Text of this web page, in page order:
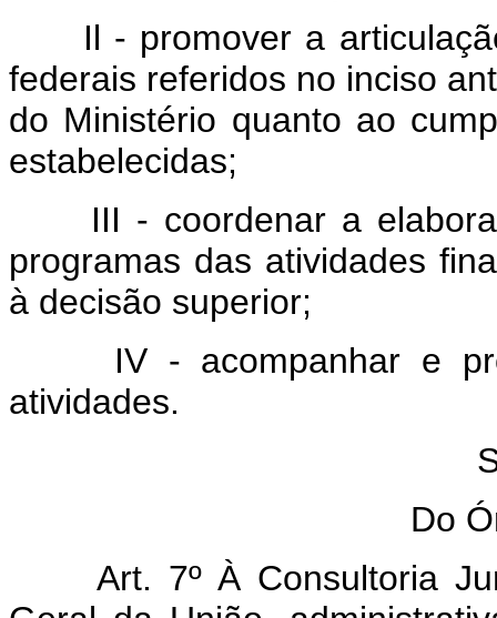
Il - promover a
federais referidos no inciso
do Ministério quanto ao
estabelecidas;
III - coordenar a
programas das atividades
à decisão superior;
IV - acompanhar e
atividades.
Do
Art. 7º À Consultoria